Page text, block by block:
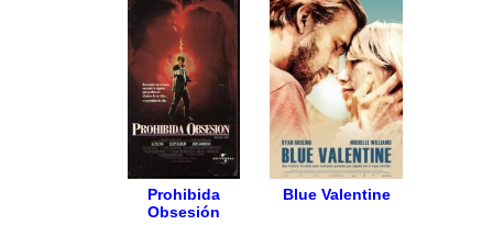
Prohibida
Obsesión
Blue Valentine